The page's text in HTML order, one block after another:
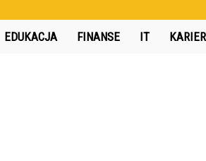
EDUKACJA FINANSE IT